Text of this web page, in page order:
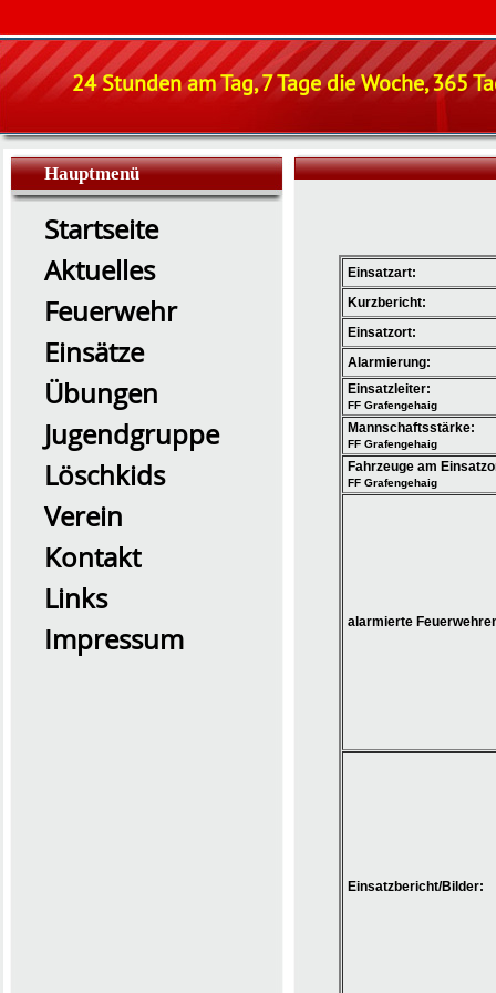
24 Stunden am Tag, 7 Tage die Woche, 365
Hauptmenü
Startseite
Aktuelles
Feuerwehr
Einsätze
Übungen
Jugendgruppe
Löschkids
Verein
Kontakt
Links
Impressum
Einsatzart:
Kurzbericht:
Einsatzort:
Alarmierung:
Einsatzleiter:
FF Grafengehaig
Mannschaftsstärke:
FF Grafengehaig
Fahrzeuge am
FF Grafengehaig
alarmierte
Einsatzbericht/Bilder: